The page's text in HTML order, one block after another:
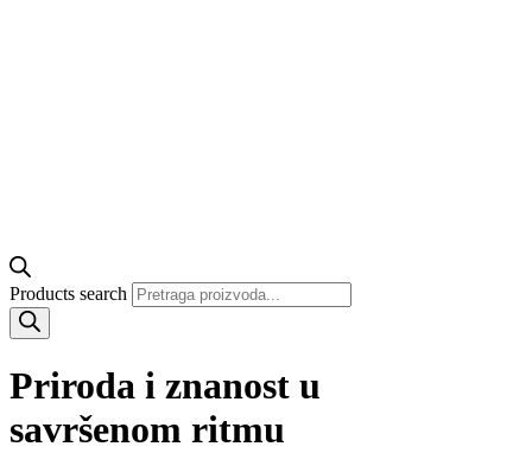
Products search
Priroda i znanost u
savršenom ritmu